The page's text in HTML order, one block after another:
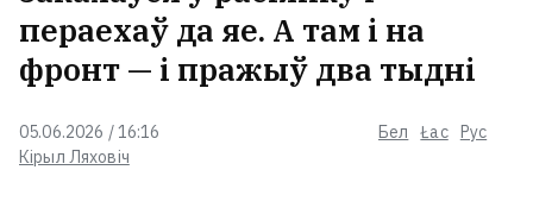
Кірыл Ляховіч
05.06.2026 / 16:16 Бел Łac Рус
пераехаў да яе. А там і на
фронт — і пражыў два тыдні
Беларусы сабраліся ў Варшаве
пад бел-чырвона-белымі сцягамі
1